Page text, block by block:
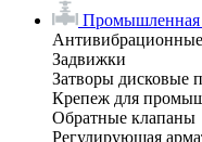
Промышленная
Задвижки
Затворы дисковые
Крепеж для
Обратные клапаны
Регулирующая